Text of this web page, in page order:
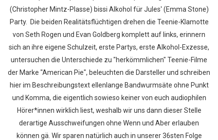
(Christopher Mintz-Plasse) bissi Alkohol für Jules' (Emma Stone)
Party. Die beiden Realitätsflüchtigen drehen die Teenie-Klamotte
von Seth Rogen und Evan Goldberg komplett auf links, erinnern
sich an ihre eigene Schulzeit, erste Partys, erste Alkohol-Exzesse,
untersuchen die Unterschiede zu "herkömmlichen" Teenie-Filme
der Marke "American Pie", beleuchten die Darsteller und schreiben
hier im Beschreibungstext ellenlange Bandwurmsäte ohne Punkt
und Komma, die eigentlich sowieso keiner von euch audiophilen
Hörer*innen wirklich liest, weshalb wir uns dann dieser Stelle
derartige Ausschweifungen ohne Wenn und Aber erlauben
können gä. Wir sparen natürlich auch in unserer 36sten Folge